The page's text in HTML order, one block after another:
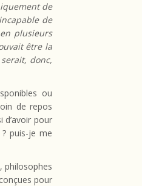
de
de
plusieurs
être la
donc,
ou
de repos
d’avoir pour
puis-je me
philosophes
pour